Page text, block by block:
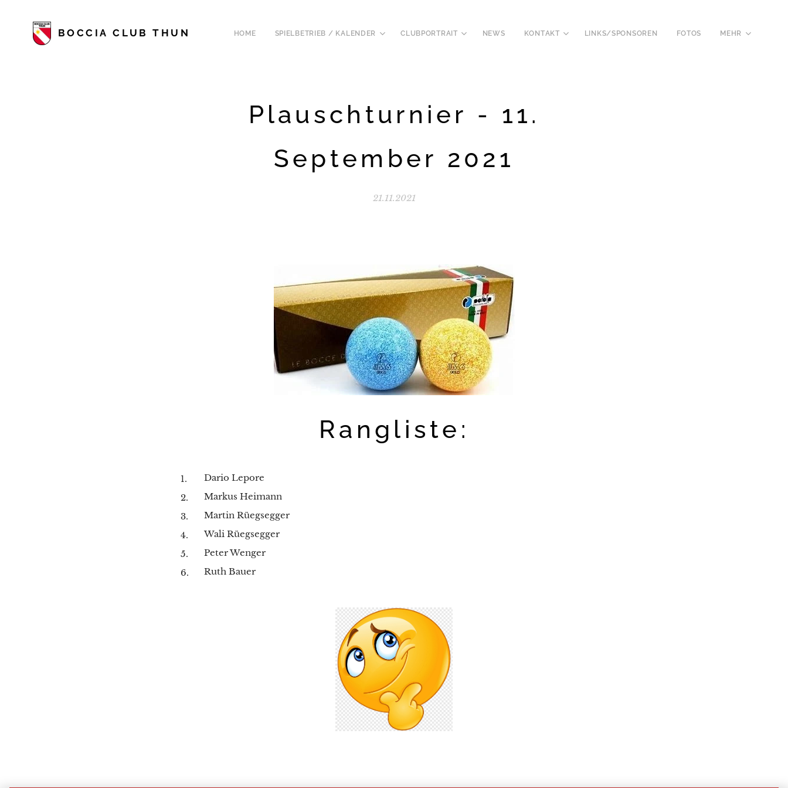
BOCCIA CLUB THUN HOME SPIELBETRIEB / KALENDER CLUBPORTRAIT NEWS KONTAKT LINKS/SPONSOREN FOTOS MEHR
Plauschturnier - 11.
September 2021
21.11.2021
Rangliste:
Dario Lepore
Markus Heimann
Martin Rüegsegger
Wali Rüegsegger
Peter Wenger
Ruth Bauer